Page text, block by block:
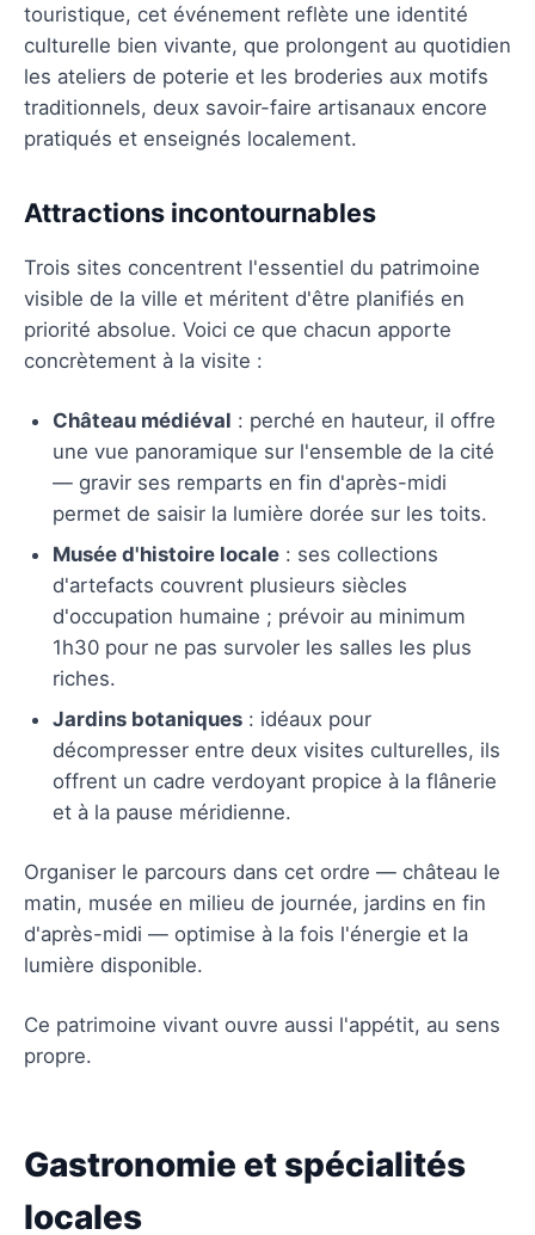
touristique, cet événement reflète une identité
culturelle bien vivante, que prolongent au quotidien
les ateliers de poterie et les broderies aux motifs
traditionnels, deux savoir-faire artisanaux encore
pratiqués et enseignés localement.
Attractions incontournables
Trois sites concentrent l'essentiel du patrimoine
visible de la ville et méritent d'être planifiés en
priorité absolue. Voici ce que chacun apporte
concrètement à la visite :
Château médiéval : perché en hauteur, il offre
une vue panoramique sur l'ensemble de la cité
— gravir ses remparts en fin d'après-midi
permet de saisir la lumière dorée sur les toits.
Musée d'histoire locale : ses collections
d'artefacts couvrent plusieurs siècles
d'occupation humaine ; prévoir au minimum
1h30 pour ne pas survoler les salles les plus
riches.
Jardins botaniques : idéaux pour
décompresser entre deux visites culturelles, ils
offrent un cadre verdoyant propice à la flânerie
et à la pause méridienne.
Organiser le parcours dans cet ordre — château le
matin, musée en milieu de journée, jardins en fin
d'après-midi — optimise à la fois l'énergie et la
lumière disponible.
Ce patrimoine vivant ouvre aussi l'appétit, au sens
propre.
Gastronomie et spécialités
locales